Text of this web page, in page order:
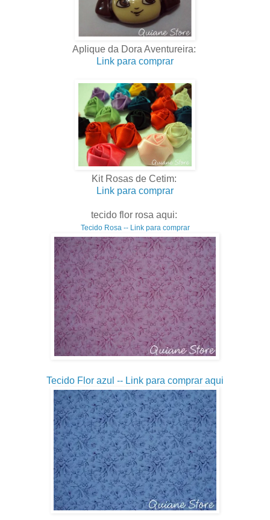
Aplique da Dora Aventureira:
Link para comprar
Kit Rosas de Cetim:
Link para comprar
tecido flor rosa aqui:
Tecido Rosa -- Link para comprar
Tecido Flor azul -- Link para comprar aqui